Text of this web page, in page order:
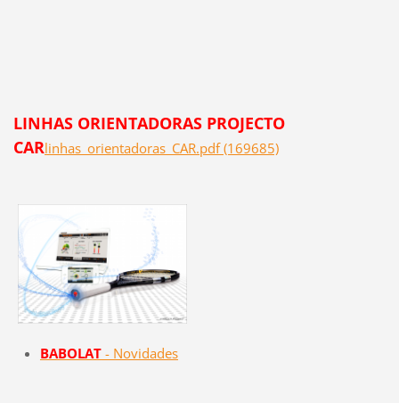
LINHAS ORIENTADORAS PROJECTO
CARlinhas_orientadoras_CAR.pdf (169685)
BABOLAT- Novidades